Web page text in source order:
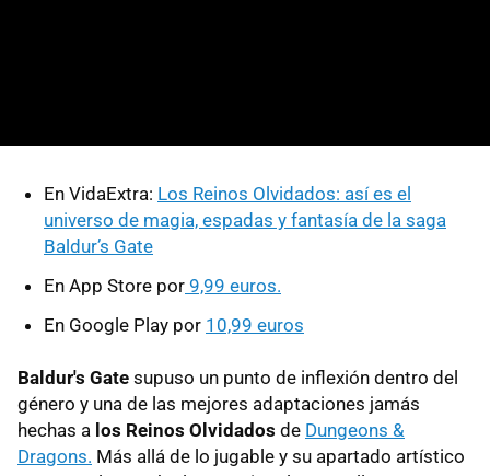
En VidaExtra: Los Reinos Olvidados: así es el
universo de magia, espadas y fantasía de la saga
Baldur’s Gate
En App Store por 9,99 euros.
En Google Play por 10,99 euros
Baldur's Gate supuso un punto de inflexión dentro del
género y una de las mejores adaptaciones jamás
hechas a los Reinos Olvidados de Dungeons &
Dragons. Más allá de lo jugable y su apartado artístico